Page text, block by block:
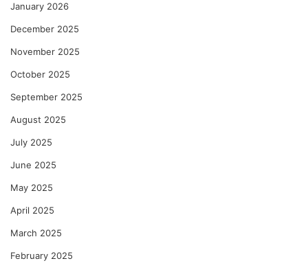
January 2026
December 2025
November 2025
October 2025
September 2025
August 2025
July 2025
June 2025
May 2025
April 2025
March 2025
February 2025